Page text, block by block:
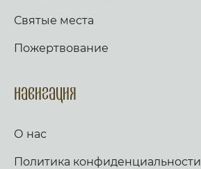
Святые места
Пожертвование
Навигация
О нас
Политика конфиденциальности